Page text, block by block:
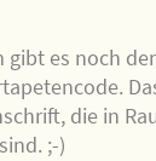
gibt es noch
die in
;-)